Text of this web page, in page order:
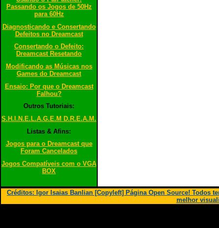
Passando os Jogos de 50Hz
para 60Hz
Diagnosticando e Consertando
Defeitos no Dreamcast
Consertando o Defeito:
Dreamcast Resetando
Modificando as Músicas nos
Games do Dreamcast
Ensaio: Por que o Dreamcast
Falhou?
Outros Tutoriais:
S.H.I.N.E.L.A.G.E.M D.R.E.A.M.
Listas & Afins:
Jogos para o Dreamcast que
Foram Cancelados
Jogos Compatíveis com o VGA
BOX
Créditos: Igor Isaias Banlian [Copyleft] Página Open Source! Todos
melhor